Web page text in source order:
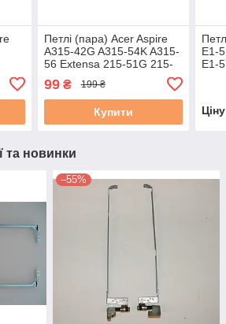
Петлі (пара) Acer Aspire
A315-42G A315-54K A315-
56 Extensa 215-51G 215-
AM2ME000300) б/в
99₴ 199 ₴
Купити
E1-
E1-
та новинки
–55%